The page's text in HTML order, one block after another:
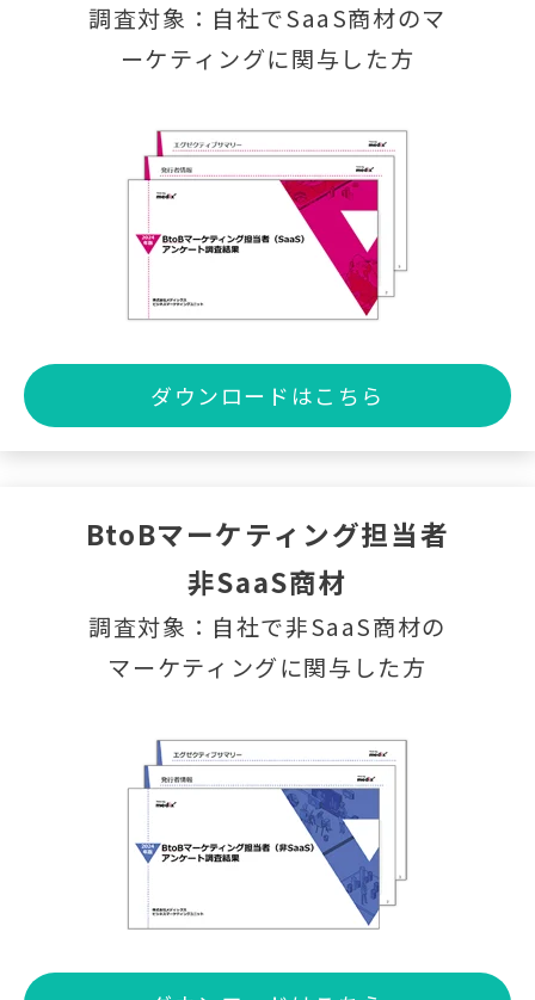
調査対象：自社でSaaS商材のマ
ーケティングに関与した方
ダウンロードはこちら
BtoBマーケティング担当者
非SaaS商材
調査対象：自社で非SaaS商材の
マーケティングに関与した方